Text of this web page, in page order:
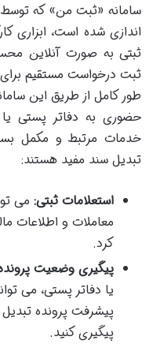
سامانه «ثبت من» که توسط
اندازی شده است، ابزاری
ثبتی به صورت آنلاین
ثبت درخواست مستقیم
طور کامل از طریق این
حضوری به دفاتر پستی
خدمات مرتبط و مکمل
تبدیل سند مفید هستند:
استعلامات ثبتی: می
معاملات و اطلاعات
کرد.
پیگیری وضعیت
یا دفاتر پستی، می
پیشرفت پرونده
پیگیری کنید.